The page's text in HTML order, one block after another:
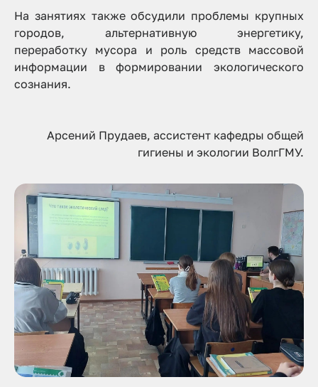
На занятиях также обсудили проблемы крупных
городов, альтернативную энергетику,
переработку мусора и роль средств массовой
информации в формировании экологического
сознания.
Арсений Прудаев, ассистент кафедры общей
гигиены и экологии ВолгГМУ.